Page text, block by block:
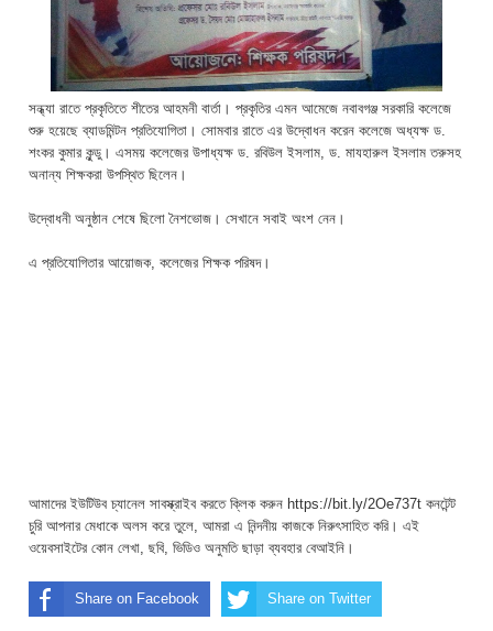
সন্ধ্যা রাতে প্রকৃতিতে শীতের আহমনী বার্তা। প্রকৃতির এমন আমেজে নবাবগঞ্জ সরকারি কলেজে
শুরু হয়েছে ব্যাডমিন্টন প্রতিযোগিতা। সোমবার রাতে এর উদ্বোধন করেন কলেজে অধ্যক্ষ ড.
শংকর কুমার কুন্ডু। এসময় কলেজের উপাধ্যক্ষ ড. রবিউল ইসলাম, ড. মাযহারুল ইসলাম তরুসহ
অনান্য শিক্ষকরা উপস্থিত ছিলেন।
উদ্বোধনী অনুষ্ঠান শেষে ছিলো নৈশভোজ। সেখানে সবাই অংশ নেন।
এ প্রতিযোগিতার আয়োজক, কলেজের শিক্ষক পরিষদ।
আমাদের ইউটিউব চ্যানেল সাবস্ক্রাইব করতে ক্লিক করুন https://bit.ly/2Oe737t কনটেন্ট
চুরি আপনার মেধাকে অলস করে তুলে, আমরা এ নিন্দনীয় কাজকে নিরুৎসাহিত করি। এই
ওয়েবসাইটের কোন লেখা, ছবি, ভিডিও অনুমতি ছাড়া ব্যবহার বেআইনি।
Share on Facebook Share on Twitter